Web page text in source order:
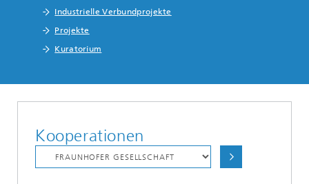
Industrielle Verbundprojekte
Projekte
Kuratorium
Kooperationen